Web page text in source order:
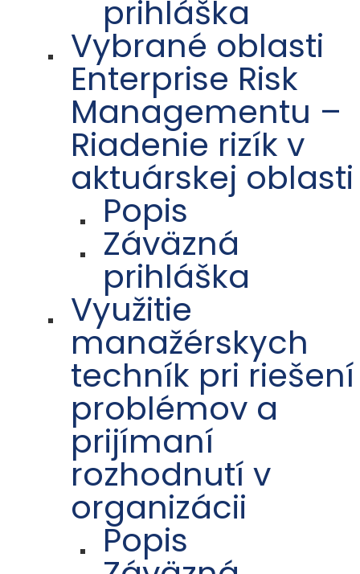
prihláška
Vybrané oblasti
Enterprise Risk
Managementu –
Riadenie rizík v
aktuárskej oblasti
Popis
Záväzná
prihláška
Využitie
manažérskych
techník pri riešení
problémov a
prijímaní
rozhodnutí v
organizácii
Popis